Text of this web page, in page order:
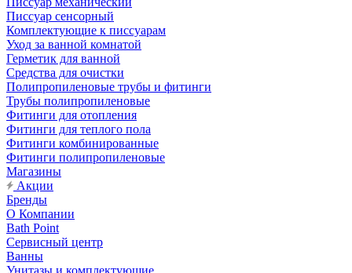
Писсуар сенсорный
Комплектующие к писсуарам
Уход за ванной комнатой
Герметик для ванной
Средства для очистки
Полипропиленовые трубы и фитинги
Трубы полипропиленовые
Фитинги для отопления
Фитинги для теплого пола
Фитинги комбинированные
Фитинги полипропиленовые
Магазины
Акции
Бренды
О Компании
Bath Point
Сервисный центр
Ванны
Унитазы и комплектующие